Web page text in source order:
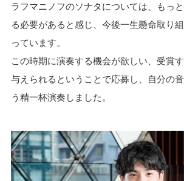
ラフマニノフのソナタについては、もっ
る必要があると感じ、今後一生懸命取り
っています。
この時期に演奏する機会が欲しい、受賞
与えられるということで応募し、自分の
う精一杯演奏しました。